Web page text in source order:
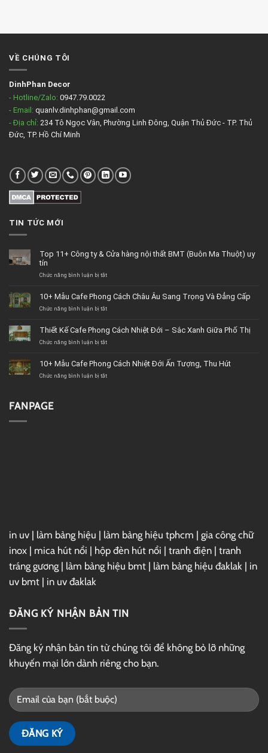
VỀ CHÚNG TÔI
DinhPhan Decor
- Hotline/Zalo: 0947.79.0022
- Email: quanlv.dinhphan@gmail.com
- Địa chỉ: 234 Tô Ngọc Vân, Phường Linh Đông, Quận Thủ Đức - TP. Thủ
Đức, TP. Hồ Chí Minh
TIN TỨC MỚI
Top 11+ Công ty & Cửa hàng nội thất BMT (Buôn Ma Thuột) uy
tín
Chức năng bình luận bị tắt
Công
hàng
(Buôn
10+ Mẫu Cafe Phong Cách Châu Âu Sang Trọng Và Đẳng Cấp
Chức năng bình luận bị tắt
Cafe
Âu
Thiết Kế Cafe Phong Cách Nhiệt Đới – Sắc Xanh Giữa Phố Thị
Chức năng bình luận bị tắt
Cafe
10+ Mẫu Cafe Phong Cách Nhiệt Đới Ấn Tượng, Thu Hút
Chức năng bình luận bị tắt
FANPAGE
in uv | làm bảng hiệu | làm bảng hiệu tphcm | gia công chữ
inox | mica hút nổi | hộp đèn hút nổi | tranh điện | tranh
tráng gương | làm bảng hiệu bmt | làm bảng hiệu đaklak | in
uv bmt | in uv đaklak
ĐĂNG KÝ NHẬN BẢN TIN
Đăng ký nhận bản tin từ chúng tôi để không bỏ lỡ những
khuyến mại lớn dành riêng cho bạn.